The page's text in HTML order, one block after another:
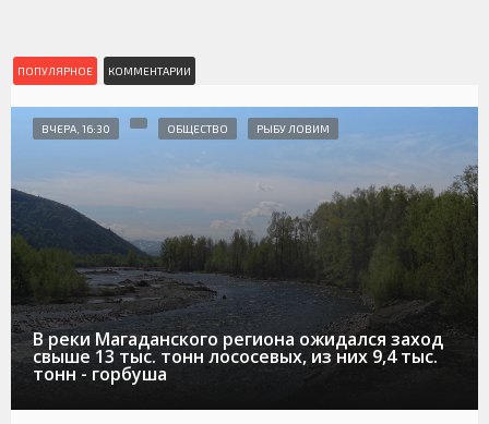
ПОПУЛЯРНОЕ КОММЕНТАРИИ
В реки Магаданского региона ожидался заход
свыше 13 тыс. тонн лососевых, из них 9,4 тыс.
тонн - горбуша
ВЧЕРА, 16:30 ОБЩЕСТВО РЫБУ ЛОВИМ